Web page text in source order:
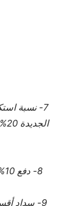
7- نسبة
8- دفع 10% من قيمة الشقة خلال 3 أشهر من تاريخ الحجز.